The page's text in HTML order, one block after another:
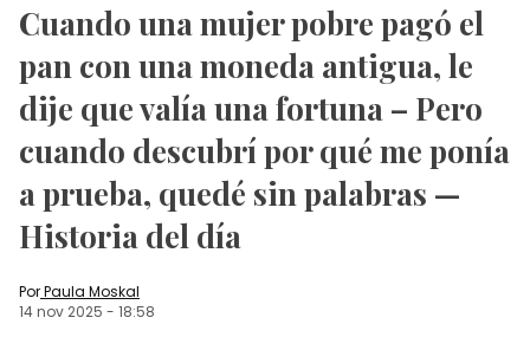
Cuando una mujer pobre pagó el
pan con una moneda antigua, le
dije que valía una fortuna – Pero
cuando descubrí por qué me ponía
a prueba, quedé sin palabras —
Historia del día
PorPaula Moskal
14 nov 2025 - 18:58